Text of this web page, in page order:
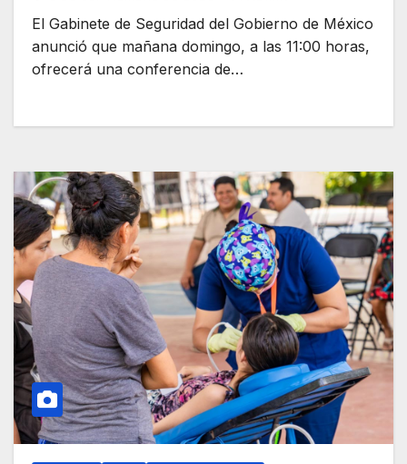
El Gabinete de Seguridad del Gobierno de México
anunció que mañana domingo, a las 11:00 horas,
ofrecerá una conferencia de…